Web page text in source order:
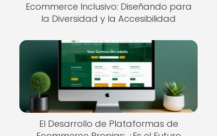
Ecommerce Inclusivo: Diseñando para
la Diversidad y la Accesibilidad
El Desarrollo de Plataformas de